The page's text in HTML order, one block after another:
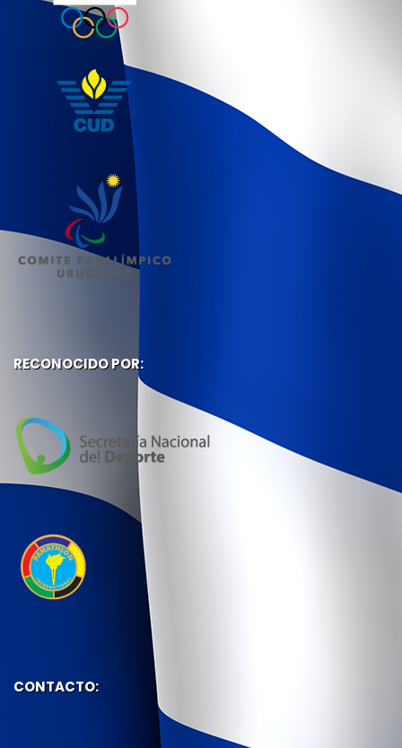
RECONOCIDO POR:
CONTACTO: